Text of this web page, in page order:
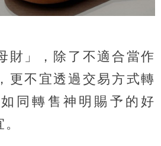
財」，除了不適合當作
更不宜透過交易方式轉
同轉售神明賜予的好